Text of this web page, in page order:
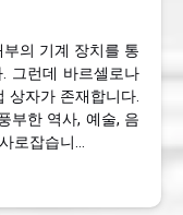
의 기계 장치를 통
그런데 바르셀로나
상자가 존재합니다.
부한 역사, 예술, 음
로잡습니…